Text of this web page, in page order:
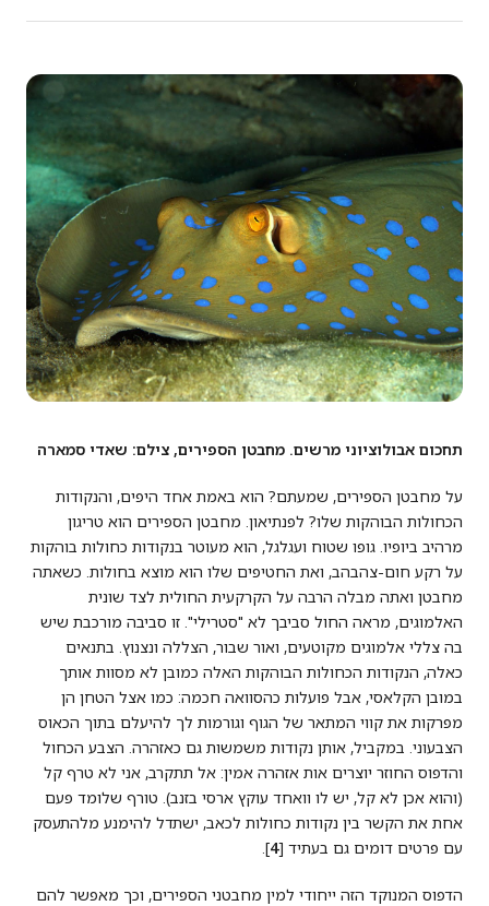
תחכום אבולוציוני מרשים. מחבטן הספירים, צילם: שאדי סמארה
על מחבטן הספירים, שמעתם? הוא באמת אחד היפים, והנקודות
הכחולות הבוהקות שלו? לפנתיאון. מחבטן הספירים הוא טריגון
מרהיב ביופיו. גופו שטוח ועגלגל, הוא מעוטר בנקודות כחולות בוהקות
על רקע חום-צהבהב, ואת החטיפים שלו הוא מוצא בחולות. כשאתה
מחבטן ואתה מבלה הרבה על הקרקעית החולית לצד שונית
האלמוגים, מראה החול סביבך לא "סטרילי". זו סביבה מורכבת שיש
בה צללי אלמוגים מקוטעים, ואור שבור, הצללה ונצנוץ. בתנאים
כאלה, הנקודות הכחולות הבוהקות האלה כמובן לא מסוות אותך
במובן הקלאסי, אבל פועלות כהסוואה חכמה: כמו אצל הטחן הן
מפרקות את קווי המתאר של הגוף וגורמות לך להיעלם בתוך הכאוס
הצבעוני. במקביל, אותן נקודות משמשות גם כאזהרה. הצבע הכחול
והדפוס החוזר יוצרים אות אזהרה אמין: אל תתקרב, אני לא טרף קל
(והוא אכן לא קל, יש לו וואחד עוקץ ארסי בזנב). טורף שלומד פעם
אחת את הקשר בין נקודות כחולות לכאב, ישתדל להימנע מלהתעסק
עם פרטים דומים גם בעתיד [4
].
הדפוס המנוקד הזה ייחודי למין מחבטני הספירים, וכך מאפשר להם